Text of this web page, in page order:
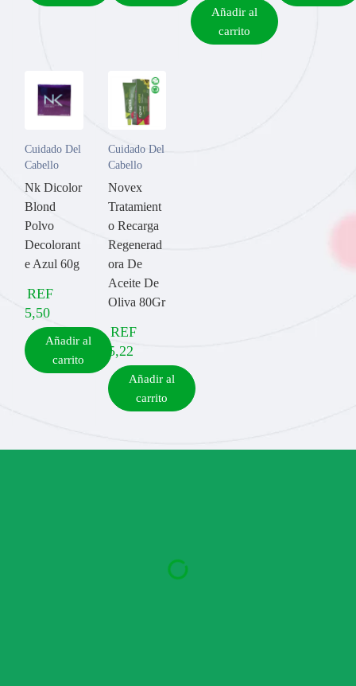
Añadir al
carrito
Cuidado Del
Cabello
Nk Dicolor
Blond
Polvo
Decolorant
e Azul 60g
REF
5,50
Añadir al
carrito
Cuidado Del
Cabello
Novex
Tratamient
o Recarga
Regenerad
ora De
Aceite De
Oliva 80Gr
REF
5,22
Añadir al
carrito